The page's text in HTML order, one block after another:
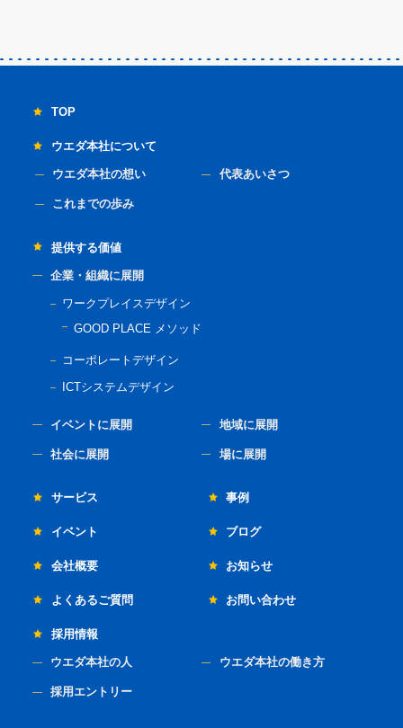
TOP
ウエダ本社について
ウエダ本社の想い 代表あいさつ
これまでの歩み
提供する価値
企業・組織に展開
ワークプレイスデザイン
GOOD PLACE メソッド
コーポレートデザイン
ICTシステムデザイン
イベントに展開 地域に展開
社会に展開 場に展開
サービス 事例
イベント ブログ
会社概要 お知らせ
よくあるご質問 お問い合わせ
採用情報
ウエダ本社の人 ウエダ本社の働き方
採用エントリー